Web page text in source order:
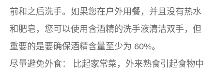
前和之后洗手。如果您在户外用餐，并且没有热水
和肥皂，您可以使用含酒精的洗手液清洁双手，但
重要的是要确保酒精含量至少为 60%。
尽量避免外食：
比起家常菜，外来熟食引起食物中